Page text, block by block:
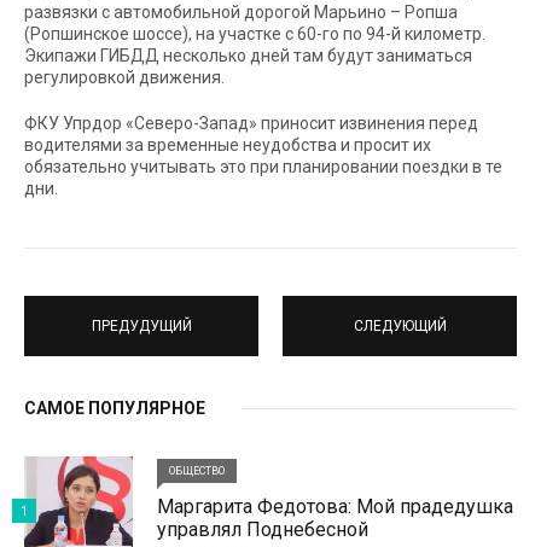
развязки с автомобильной дорогой Марьино – Ропша
(Ропшинское шоссе), на участке с 60-го по 94-й километр.
Экипажи ГИБДД несколько дней там будут заниматься
регулировкой движения.
ФКУ Упрдор «Северо-Запад» приносит извинения перед
водителями за временные неудобства и просит их
обязательно учитывать это при планировании поездки в те
дни.
ПРЕДУДУЩИЙ СЛЕДУЮЩИЙ
САМОЕ ПОПУЛЯРНОЕ
ОБЩЕСТВО
Маргарита Федотова: Мой прадедушка
управлял Поднебесной
1